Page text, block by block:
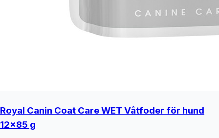
Royal Canin Coat Care WET Våtfoder för hund
12x85 g